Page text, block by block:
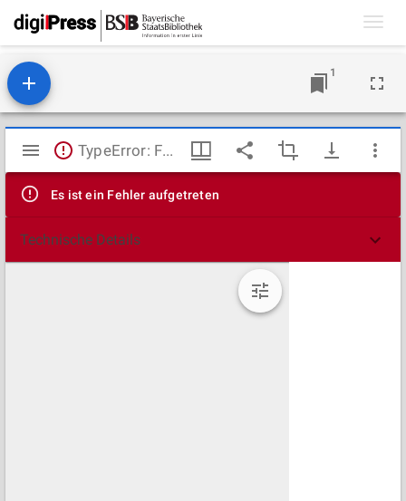
1
Mirador
Viewer
TypeError: Failed to fetch
Es ist ein Fehler aufgetreten
Technische Details